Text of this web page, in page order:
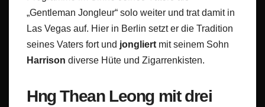
„Gentleman Jongleur“ solo weiter und trat damit in
Las Vegas auf. Hier in Berlin setzt er die Tradition
seines Vaters fort und jongliert mit seinem Sohn
Harrison diverse Hüte und Zigarrenkisten.
Hng Thean Leong mit drei